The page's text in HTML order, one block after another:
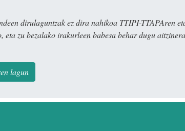
dirulaguntzak ez dira nahikoa TTIPI-TTAPAren
eta zu bezalako irakurleen babesa behar dugu
lagun